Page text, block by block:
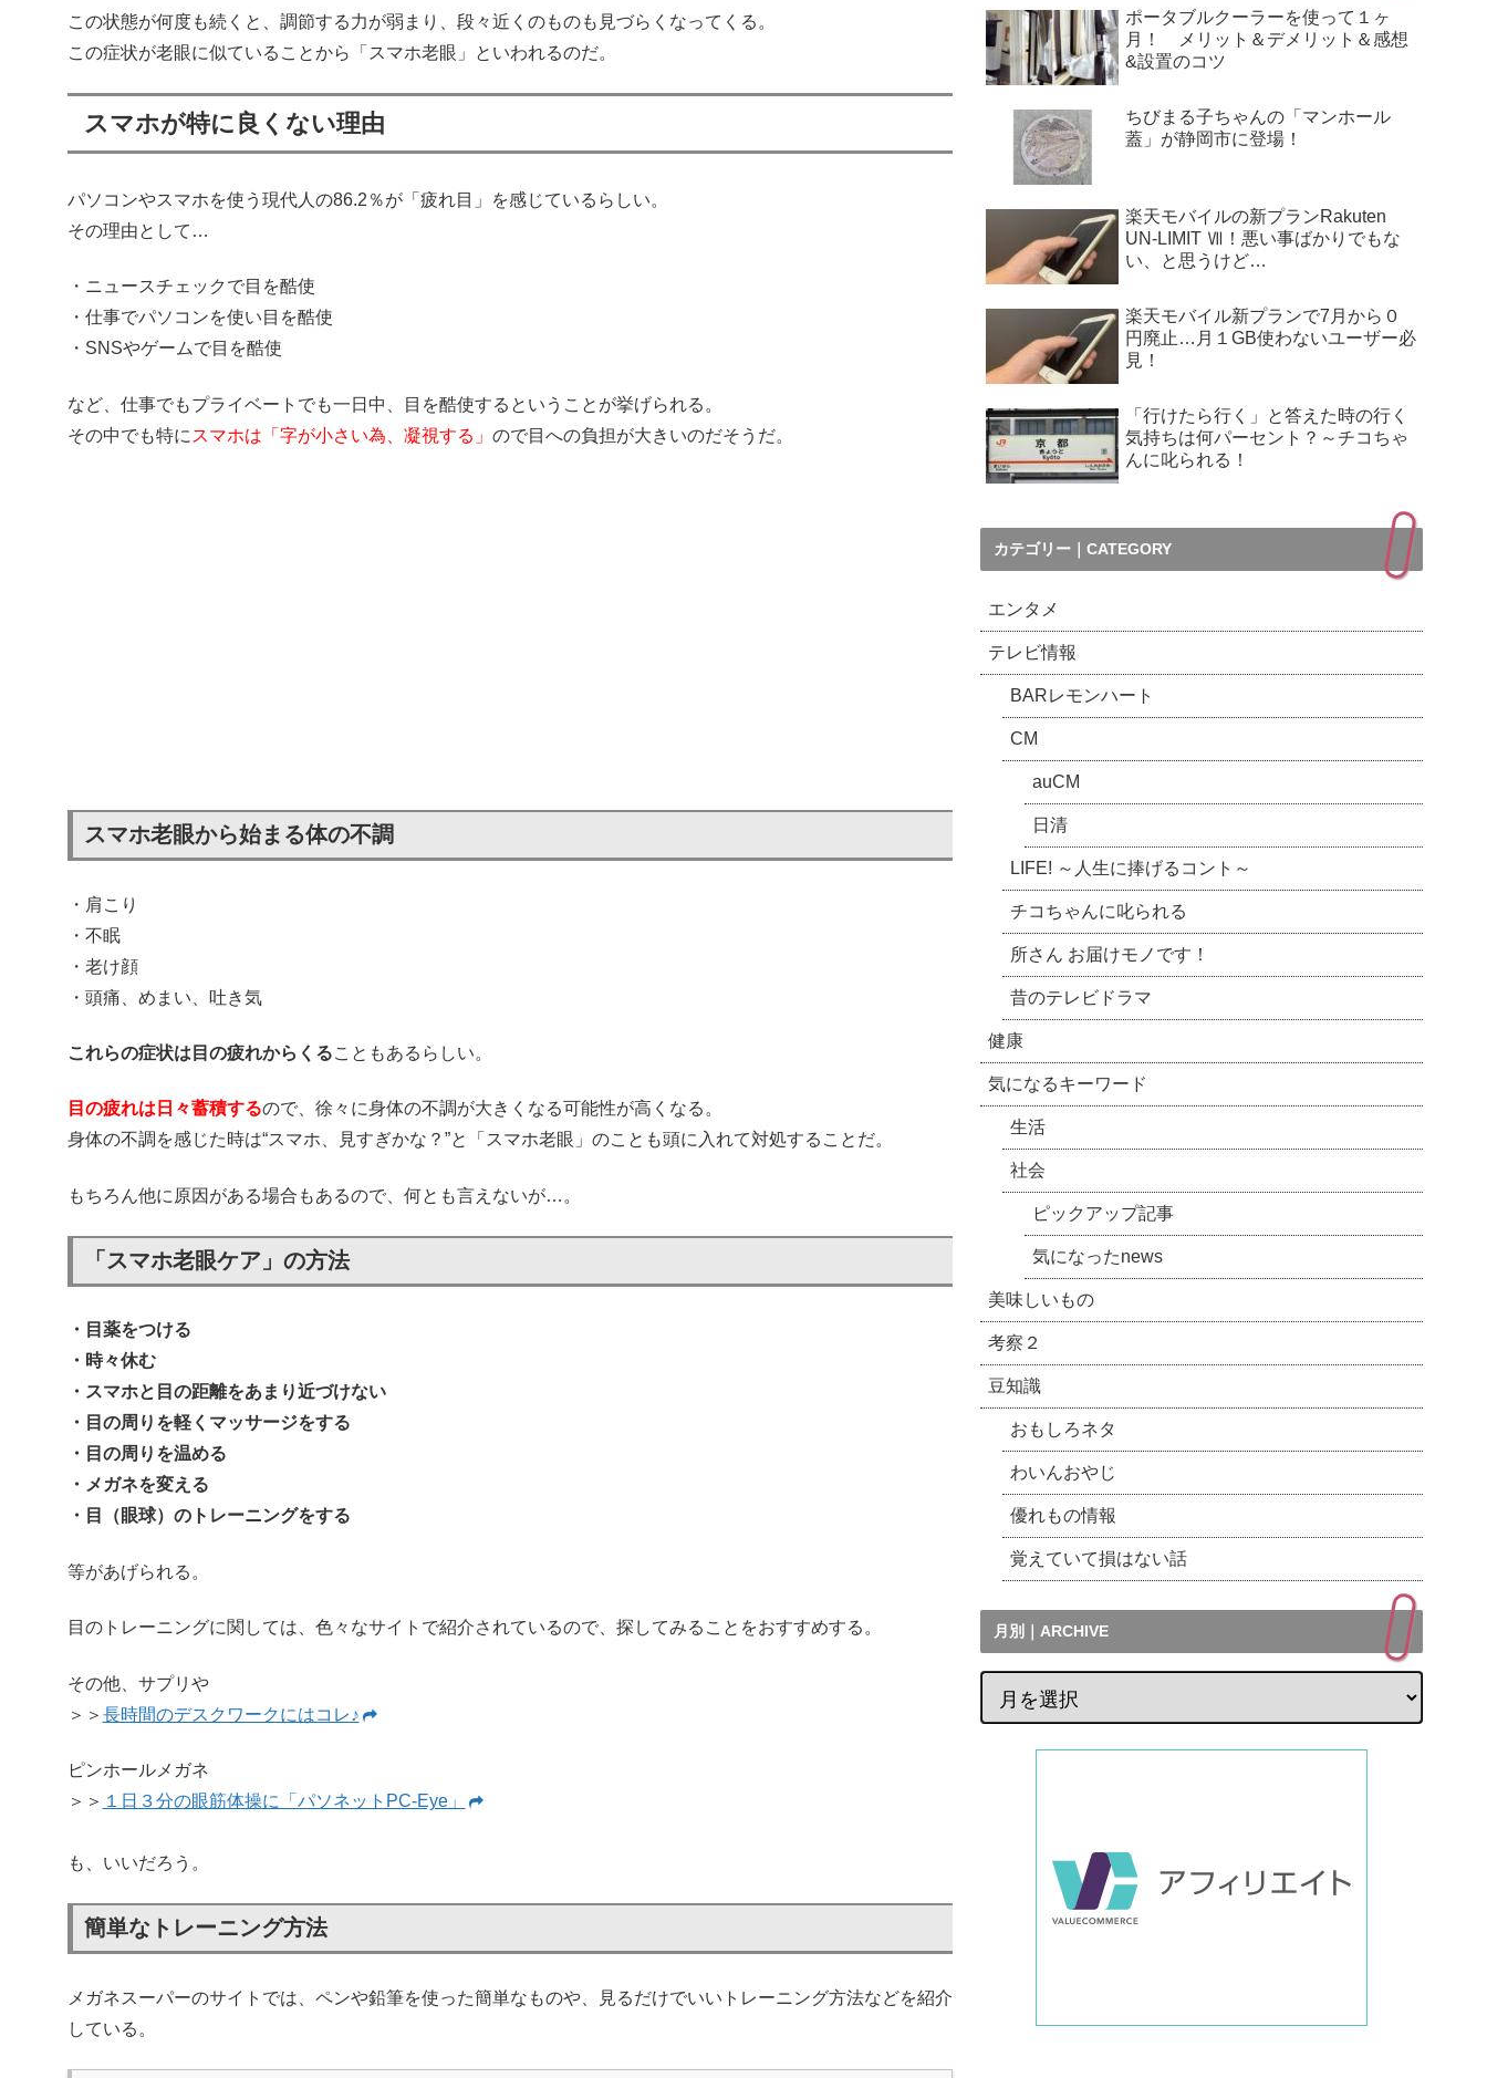
この状態が何度も続くと、調節する力が弱まり、段々近くのものも見づらくなってくる。
この症状が老眼に似ていることから「スマホ老眼」といわれるのだ。
スマホが特に良くない理由
パソコンやスマホを使う現代人の86.2％が「疲れ目」を感じているらしい。
その理由として…
・ニュースチェックで目を酷使
・仕事でパソコンを使い目を酷使
・SNSやゲームで目を酷使
など、仕事でもプライベートでも一日中、目を酷使するということが挙げられる。
その中でも特に スマホは「字が小さい為、凝視する」 ので目への負担が大きいのだそうだ。
スマホ老眼から始まる体の不調
・肩こり
・不眠
・老け顔
・頭痛、めまい、吐き気
これらの症状は目の疲れからくることもあるらしい。
目の疲れは日々蓄積するので、徐々に身体の不調が大きくなる可能性が高くなる。
身体の不調を感じた時は“スマホ、見すぎかな？”と「スマホ老眼」のことも頭に入れて対処することだ。
もちろん他に原因がある場合もあるので、何とも言えないが…。
「スマホ老眼ケア」の方法
・目薬をつける
・時々休む
・スマホと目の距離をあまり近づけない
・目の周りを軽くマッサージをする
・目の周りを温める
・メガネを変える
・目（眼球）のトレーニングをする
等があげられる。
目のトレーニングに関しては、色々なサイトで紹介されているので、探してみることをおすすめする。
その他、サプリや
＞＞ 長時間のデスクワークにはコレ♪
ピンホールメガネ
＞＞ １日３分の眼筋体操に「パソネットPC-Eye」
も、いいだろう。
簡単なトレーニング方法
メガネスーパーのサイトでは、ペンや鉛筆を使った簡単なものや、見るだけでいいトレーニング方法などを紹介
している。
ポータブルクーラーを使って１ヶ
月！ メリット＆デメリット＆感想
&設置のコツ
ちびまる子ちゃんの「マンホール
蓋」が静岡市に登場！
楽天モバイルの新プランRakuten
UN-LIMIT Ⅶ！悪い事ばかりでもな
い、と思うけど…
楽天モバイル新プランで7月から０
円廃止…月１GB使わないユーザー必
見！
「行けたら行く」と答えた時の行く
気持ちは何パーセント？～チコちゃ
んに叱られる！
カテゴリー｜CATEGORY
エンタメ
テレビ情報
BARレモンハート
CM
auCM
日清
LIFE! ～人生に捧げるコント～
チコちゃんに叱られる
所さん お届けモノです！
昔のテレビドラマ
健康
気になるキーワード
生活
社会
ピックアップ記事
気になったnews
美味しいもの
考察２
豆知識
おもしろネタ
わいんおやじ
優れもの情報
覚えていて損はない話
月別｜ARCHIVE